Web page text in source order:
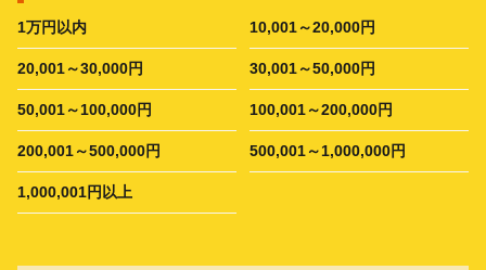
1万円以内 10,001～20,000円
20,001～30,000円 30,001～50,000円
50,001～100,000円 100,001～200,000円
200,001～500,000円 500,001～1,000,000円
1,000,001円以上